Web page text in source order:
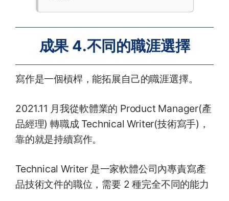
成果 4.不同的職涯選擇
寫作是一個槓桿，能拓展自己的職涯選擇。
2021.11 月我從軟體業的 Product Manager(產
品經理) 轉職成 Technical Writer(技術寫手)，
靠的就是持續寫作。
Technical Writer 是一家軟體公司內專責寫產
品技術文件的職位，需要 2 種完全不同的能力